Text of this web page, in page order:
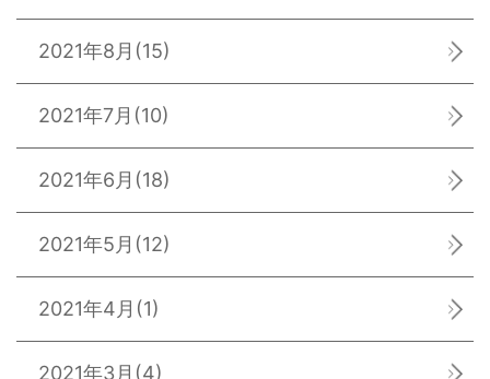
2021年8月 (15)
2021年7月 (10)
2021年6月 (18)
2021年5月 (12)
2021年4月 (1)
2021年3月 (4)